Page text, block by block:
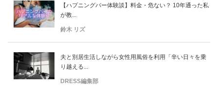
【ハプニングバー体験談】料金・危ない？ 10年通った私
が教...
鈴木 リズ
夫と別居生活しながら女性用風俗を利用「辛い日々を乗
り越える...
DRESS編集部